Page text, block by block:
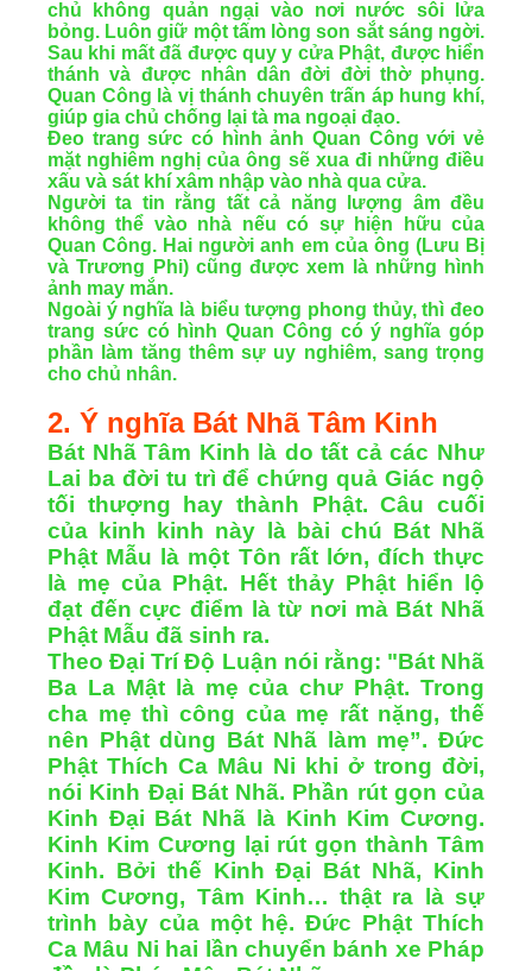
chủ không quản ngại vào nơi nước sôi lửa
bỏng. Luôn giữ một tấm lòng son sắt sáng ngời.
Sau khi mất đã được quy y cửa Phật, được hiển
thánh và được nhân dân đời đời thờ phụng.
Quan Công là vị thánh chuyên trấn áp hung khí,
giúp gia chủ chống lại tà ma ngoại đạo.
Đeo trang sức có hình ảnh Quan Công với vẻ
mặt nghiêm nghị của ông sẽ xua đi những điều
xấu và sát khí xâm nhập vào nhà qua cửa.
Người ta tin rằng tất cả năng lượng âm đều
không thể vào nhà nếu có sự hiện hữu của
Quan Công. Hai người anh em của ông (Lưu Bị
và Trương Phi) cũng được xem là những hình
ảnh may mắn.
Ngoài ý nghĩa là biểu tượng phong thủy, thì đeo
trang sức có hình Quan Công có ý nghĩa góp
phần làm tăng thêm sự uy nghiêm, sang trọng
cho chủ nhân.
2. Ý nghĩa Bát Nhã Tâm Kinh
Bát Nhã Tâm Kinh là do tất cả các Như
Lai ba đời tu trì để chứng quả Giác ngộ
tối thượng hay thành Phật. Câu cuối
của kinh kinh này là bài chú Bát Nhã
Phật Mẫu là một Tôn rất lớn, đích thực
là mẹ của Phật. Hết thảy Phật hiển lộ
đạt đến cực điểm là từ nơi mà Bát Nhã
Phật Mẫu đã sinh ra.
Theo Đại Trí Độ Luận nói rằng: "Bát Nhã
Ba La Mật là mẹ của chư Phật. Trong
cha mẹ thì công của mẹ rất nặng, thế
nên Phật dùng Bát Nhã làm mẹ”. Đức
Phật Thích Ca Mâu Ni khi ở trong đời,
nói Kinh Đại Bát Nhã. Phần rút gọn của
Kinh Đại Bát Nhã là Kinh Kim Cương.
Kinh Kim Cương lại rút gọn thành Tâm
Kinh. Bởi thế Kinh Đại Bát Nhã, Kinh
Kim Cương, Tâm Kinh… thật ra là sự
trình bày của một hệ. Đức Phật Thích
Ca Mâu Ni hai lần chuyển bánh xe Pháp